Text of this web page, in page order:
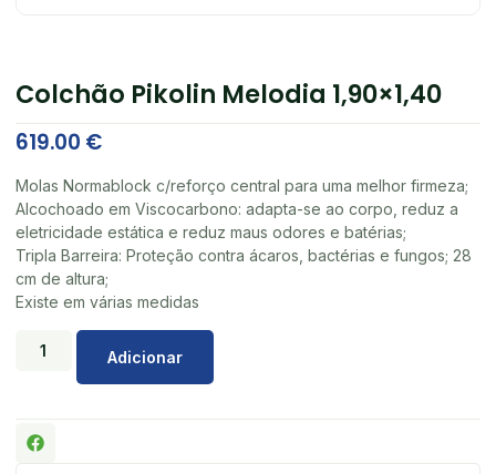
Colchão Pikolin Melodia 1,90×1,40
619.00 €
Molas Normablock c/reforço central para uma melhor firmeza;
Alcochoado em Viscocarbono: adapta-se ao corpo, reduz a
eletricidade estática e reduz maus odores e batérias;
Tripla Barreira: Proteção contra ácaros, bactérias e fungos; 28
cm de altura;
Existe em várias medidas
Adicionar